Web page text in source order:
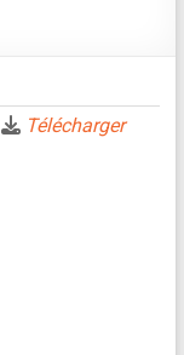
Télécharger